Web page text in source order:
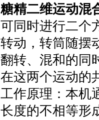
糖精二维运动混
可同时进行二个
转动，转筒随摆
翻转、混和的同
在这两个运动的
工作原理：本机
长度的不相等形